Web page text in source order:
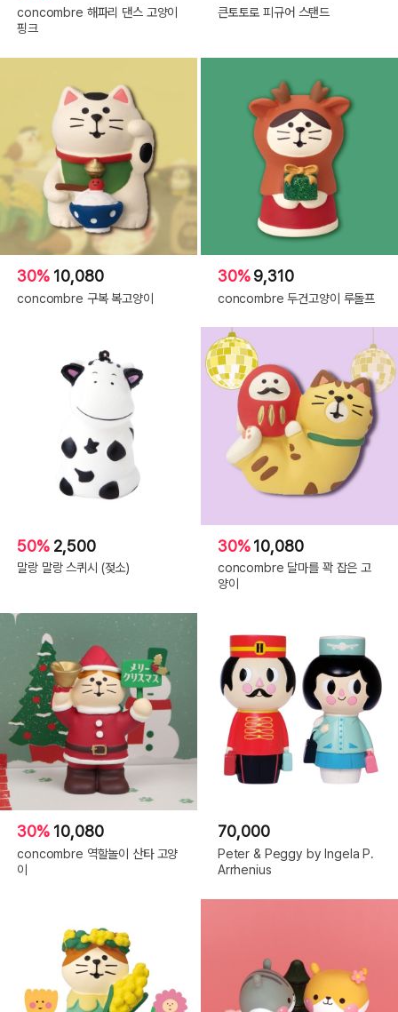
concombre 해파리 댄스 고양이
핑크
큰토토로 피규어 스탠드
30% 10,080
concombre 구복 복고양이
30%9,310
concombre 두건고양이 루돌프
50% 2,500
말랑 말랑 스퀴시 (젖소)
30%10,080
concombre 달마를 꽉 잡은 고
양이
30% 10,080
concombre 역할놀이 산타 고양
이
70,000
Peter & Peggy by Ingela P.
Arrhenius